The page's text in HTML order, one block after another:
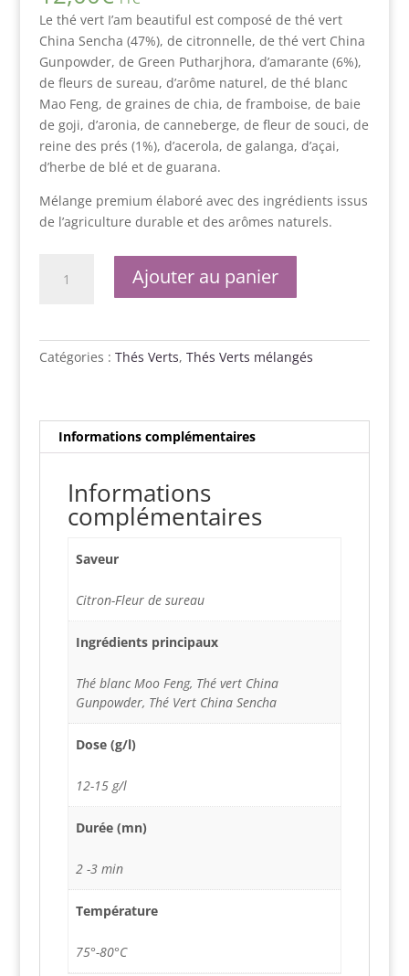
Le thé vert I’am beautiful est composé de thé vert
China Sencha (47%), de citronnelle, de thé vert China
Gunpowder, de Green Putharjhora, d’amarante (6%),
de fleurs de sureau, d’arôme naturel, de thé blanc
Mao Feng, de graines de chia, de framboise, de baie
de goji, d’aronia, de canneberge, de fleur de souci, de
reine des prés (1%), d’acerola, de galanga, d’açai,
d’herbe de blé et de guarana.
Mélange premium élaboré avec des ingrédients issus
de l’agriculture durable et des arômes naturels.
beautiful
Ajouter au panier
Catégories : Thés Verts, Thés Verts mélangés
Informations complémentaires
Informations
complémentaires
Saveur
Citron-Fleur de sureau
Ingrédients principaux
Thé blanc Moo Feng, Thé vert China
Gunpowder, Thé Vert China Sencha
Dose (g/l)
12-15 g/l
Durée (mn)
2 -3 min
Température
75°-80°C